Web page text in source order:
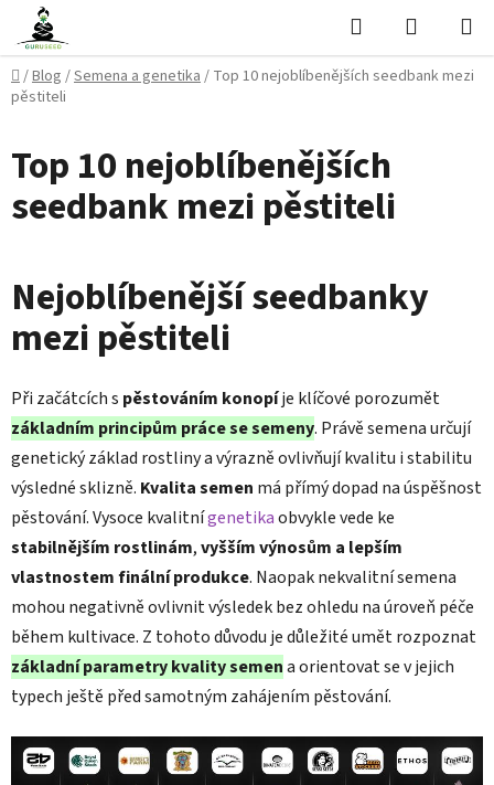
Přejít
obsah
Hledat
KOŠÍK
Domů
/Blog /Semena a genetika/ Top 10 nejoblíbenějších seedbank mezi
pěstiteli
Top 10 nejoblíbenějších
seedbank mezi pěstiteli
Nejoblíbenější seedbanky
mezi pěstiteli
Při začátcích s pěstováním konopíje klíčové porozumět
základním principům práce se semeny. Právě semena určují
genetický základ rostliny a výrazně ovlivňují kvalitu i stabilitu
výsledné sklizně. Kvalita semen má přímý dopad na úspěšnost
pěstování. Vysoce kvalitnígenetikaobvykle vede ke
stabilnějším rostlinám,vyšším výnosům a lepším
vlastnostem finální produkce. Naopak nekvalitní semena
mohou negativně ovlivnit výsledek bez ohledu na úroveň péče
během kultivace. Z tohoto důvodu je důležité umět rozpoznat
základní parametry kvality semena orientovat se v jejich
typech ještě před samotným zahájením pěstování.